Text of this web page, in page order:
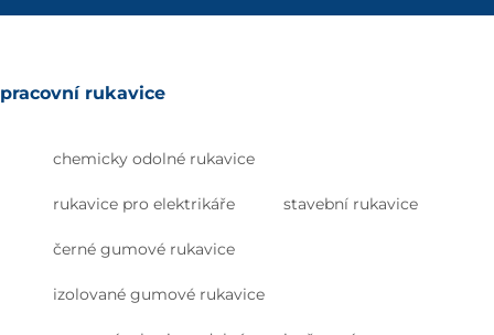
pracovní rukavice
chemicky odolné rukavice
rukavice pro elektrikáře stavební rukavice
černé gumové rukavice
izolované gumové rukavice